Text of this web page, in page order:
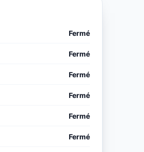
Fermé
Fermé
Fermé
Fermé
Fermé
Fermé